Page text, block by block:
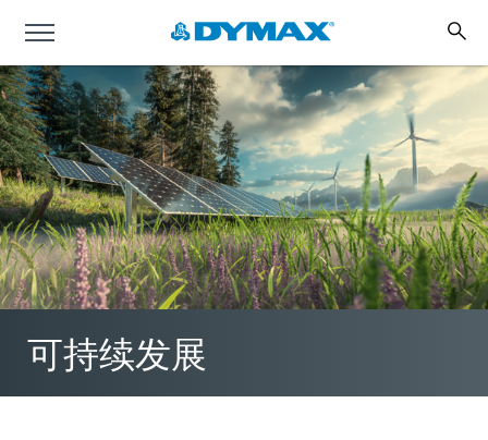
可持续发展